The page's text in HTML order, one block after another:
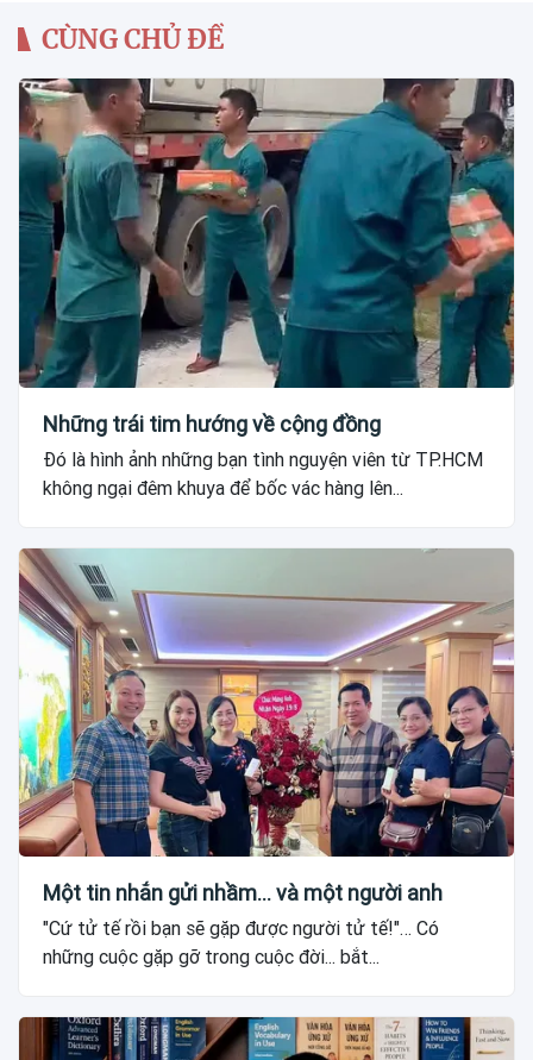
CÙNG CHỦ ĐỀ
Những trái tim hướng về cộng đồng
Đó là hình ảnh những bạn tình nguyện viên từ TP.HCM
không ngại đêm khuya để bốc vác hàng lên...
Một tin nhắn gửi nhầm... và một người anh
"Cứ tử tế rồi bạn sẽ gặp được người tử tế!"… Có
những cuộc gặp gỡ trong cuộc đời... bắt...